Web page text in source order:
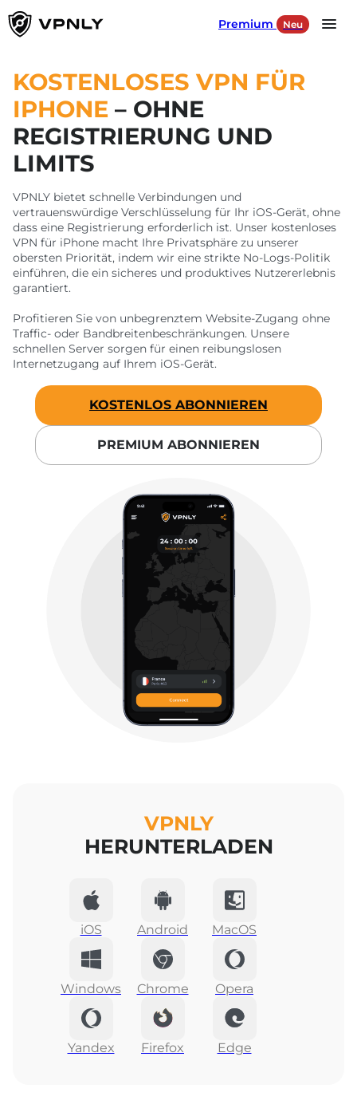
Premium Neu
Language DE
Produkte
Für Spiele
Für soziale Netzwerke
Unsere Server
HERUNTERLADEN
KOSTENLOSES VPN FÜR
IPHONE – OHNE
REGISTRIERUNG UND
LIMITS
VPNLY bietet schnelle Verbindungen und
vertrauenswürdige Verschlüsselung für Ihr iOS-Gerät, ohne
dass eine Registrierung erforderlich ist. Unser kostenloses
VPN für iPhone macht Ihre Privatsphäre zu unserer
obersten Priorität, indem wir eine strikte No-Logs-Politik
einführen, die ein sicheres und produktives Nutzererlebnis
garantiert.
Profitieren Sie von unbegrenztem Website-Zugang ohne
Traffic- oder Bandbreitenbeschränkungen. Unsere
schnellen Server sorgen für einen reibungslosen
Internetzugang auf Ihrem iOS-Gerät.
KOSTENLOS ABONNIEREN
PREMIUM ABONNIEREN
VPNLY
HERUNTERLADEN
iOS Android MacOS
Windows Chrome Opera
Yandex Firefox Edge